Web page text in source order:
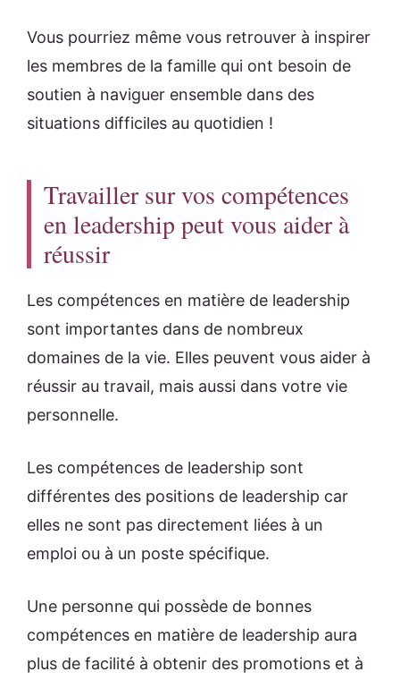
Vous pourriez même vous retrouver à inspirer
les membres de la famille qui ont besoin de
soutien à naviguer ensemble dans des
situations difficiles au quotidien !
Travailler sur vos compétences
en leadership peut vous aider à
réussir
Les compétences en matière de leadership
sont importantes dans de nombreux
domaines de la vie. Elles peuvent vous aider à
réussir au travail, mais aussi dans votre vie
personnelle.
Les compétences de leadership sont
différentes des positions de leadership car
elles ne sont pas directement liées à un
emploi ou à un poste spécifique.
Une personne qui possède de bonnes
compétences en matière de leadership aura
plus de facilité à obtenir des promotions et à